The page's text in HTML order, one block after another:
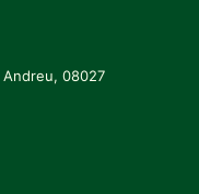
Andreu, 08027